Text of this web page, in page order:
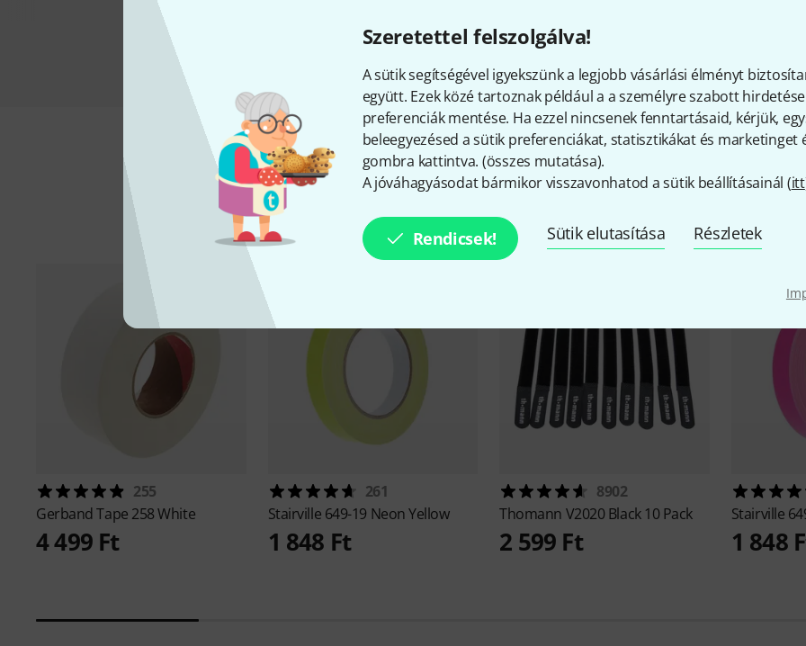
Szeretettel felszolgálva!
A sütik segítségével igyekszünk a legjobb vásárlási élményt
együtt. Ezek közé tartoznak például a a személyre szabott
preferenciák mentése. Ha ezzel nincsenek fenntartásaid, kérjük,
beleegyezésed a sütik preferenciákat, statisztikákat és marketinget
gombra kattintva. (összes mutatása).
A jóváhagyásodat bármikor visszavonhatod a sütik beállításainál (itt
Rendicsek! Sütik elutasítása Részletek
Összehasonlítás
Kiegészítők és hozzáillő
255
GerbandTape 258 White
4 499 Ft
261
Stairville 649-19 Neon Yellow
1 848 Ft
8902
Thomann V2020 Black 10 Pack
2 599 Ft
Stairville
1 848